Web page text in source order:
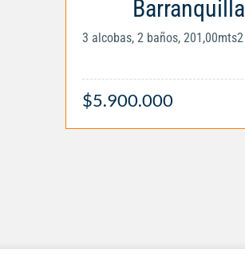
Barranquilla
3 alcobas, 2 baños, 201,00mts2
$5.900.000